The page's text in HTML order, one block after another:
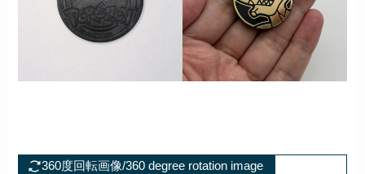
360度回転画像/360 degree rotation image